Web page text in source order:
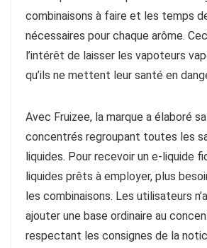
combinaisons à faire et les temps
nécessaires pour chaque arôme.
l’intérêt de laisser les vapoteurs
qu’ils ne mettent leur santé en
Avec Fruizee, la marque a élaboré
concentrés regroupant toutes les
liquides. Pour recevoir un e-liquide
liquides prêts à employer, plus
les combinaisons. Les utilisateurs
ajouter une base ordinaire au
respectant les consignes de la